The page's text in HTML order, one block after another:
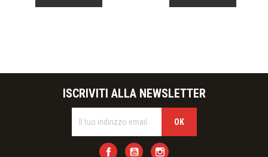
ISCRIVITI ALLA NEWSLETTER
FacebookYouTube